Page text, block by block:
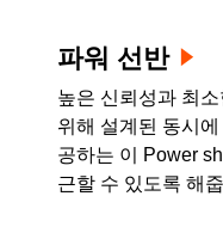
파워 선반
높은 신뢰성과 최
위해 설계된 동시
공하는 이 Power
근할 수 있도록 해